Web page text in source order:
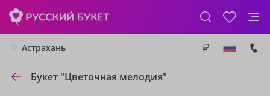
Астрахань
Букет "Цветочная мелодия"